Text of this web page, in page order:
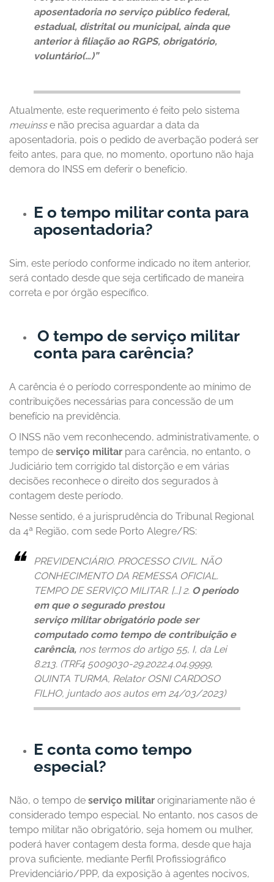
aposentadoria no serviço público federal,
estadual, distrital ou municipal, ainda que
anterior à filiação ao RGPS, obrigatório,
voluntário(…)”
Atualmente, este requerimento é feito pelo sistema
meuinsse não precisa aguardar a data da
aposentadoria, pois o pedido de averbação poderá ser
feito antes, para que, no momento, oportuno não haja
demora do INSS em deferir o benefício.
E o tempo militar conta para
aposentadoria?
Sim, este período conforme indicado no item anterior,
será contado desde que seja certificado de maneira
correta e por órgão específico.
O tempo de serviço militar
conta para carência?
A carência é o período correspondente ao mínimo de
contribuições necessárias para concessão de um
benefício na previdência.
O INSS não vem reconhecendo, administrativamente, o
tempo de serviço militar para carência, no entanto, o
Judiciário tem corrigido tal distorção e em várias
decisões reconhece o direito dos segurados à
contagem deste período.
Nesse sentido, é a jurisprudência do Tribunal Regional
da 4ª Região, com sede Porto Alegre/RS:
PREVIDENCIÁRIO. PROCESSO CIVIL. NÃO
CONHECIMENTO DA REMESSA OFICIAL.
TEMPO DE SERVIÇO MILITAR. […] 2. O período
em que o segurado prestou
serviço militar obrigatório pode ser
computado como tempo de contribuição e
carência, nos termos do artigo 55, I, da Lei
8.213. (TRF4 5009030-29.2022.4.04.9999,
QUINTA TURMA, Relator OSNI CARDOSO
FILHO, juntado aos autos em 24/03/2023)
E conta como tempo
especial?
Não, o tempo de serviço militar originariamente não é
considerado tempo especial. No entanto, nos casos de
tempo militar não obrigatório, seja homem ou mulher,
poderá haver contagem desta forma, desde que haja
prova suficiente, mediante Perfil Profissiográfico
Previdenciário/PPP, da exposição à agentes nocivos,